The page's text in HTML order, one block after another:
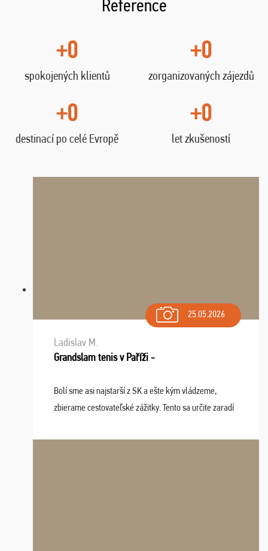
Reference
+0
spokojených klientů
+0
zorganizovaných zájezdů
+0
destinací po celé Evropě
+0
let zkušeností
25.05.2026
Ladislav M.
Grandslam tenis v Paříži -
Bolí sme asi najstarší z SK a ešte kým vládzeme,
zbierame cestovateľské zážitky. Tento sa určite zaradí
osudu - pohodový šefík Meďo, dobrá parti ...